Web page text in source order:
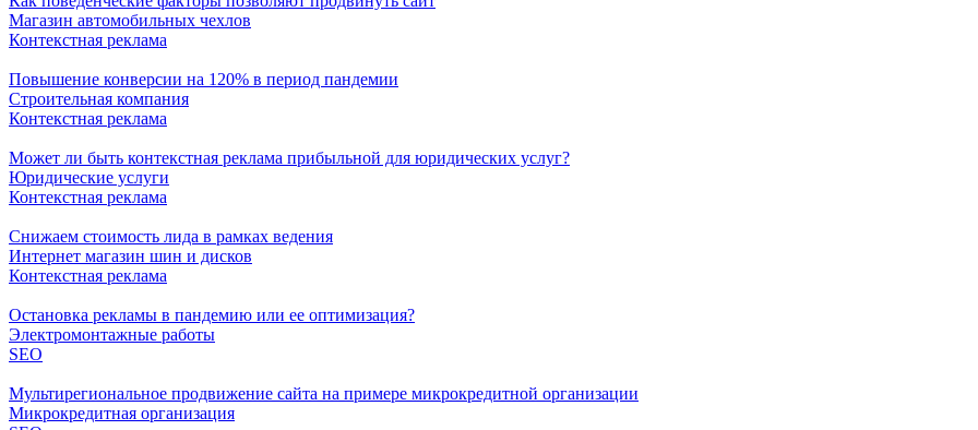
Магазин автомобильных чехлов
Контекстная реклама
Повышение конверсии на 120% в период пандемии
Строительная компания
Контекстная реклама
Может ли быть контекстная реклама прибыльной для юридических услуг?
Юридические услуги
Контекстная реклама
Снижаем стоимость лида в рамках ведения
Интернет магазин шин и дисков
Контекстная реклама
Остановка рекламы в пандемию или ее оптимизация?
Электромонтажные работы
SEO
Мультирегиональное продвижение сайта на примере микрокредитной организации
Микрокредитная организация